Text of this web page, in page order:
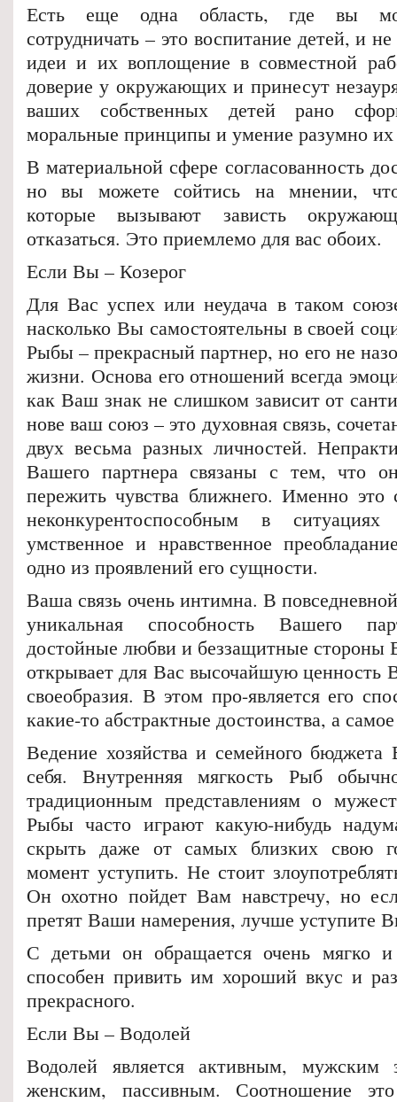
Есть еще одна область, где вы
сотрудничать – это воспитание детей, и
идеи и их воплощение в совместной
доверие у окружающих и принесут
ваших собственных детей рано
моральные принципы и умение разумно
В материальной сфере согласованность
но вы можете сойтись на мнении,
которые вызывают зависть
отказаться. Это приемлемо для вас обоих.
Если Вы – Козерог
Для Вас успех или неудача в таком
насколько Вы самостоятельны в своей
Рыбы – прекрасный партнер, но его не
жизни. Основа его отношений всегда
как Ваш знак не слишком зависит от
нове ваш союз – это духовная связь,
двух весьма разных личностей.
Вашего партнера связаны с тем, что
пережить чувства ближнего. Именно это
неконкурентоспособным в ситуациях
умственное и нравственное
одно из проявлений его сущности.
Ваша связь очень интимна. В
уникальная способность Вашего
достойные любви и беззащитные
открывает для Вас высочайшую ценность
своеобразия. В этом про-является его
какие-то абстрактные достоинства, а
Ведение хозяйства и семейного
себя. Внутренняя мягкость Рыб
традиционным представлениям о
Рыбы часто играют какую-нибудь
скрыть даже от самых близких свою
момент уступить. Не стоит
Он охотно пойдет Вам навстречу, но
претят Ваши намерения, лучше уступите
С детьми он обращается очень мягко
способен привить им хороший вкус и
прекрасного.
Если Вы – Водолей
Водолей является активным,
женским, пассивным. Соотношение